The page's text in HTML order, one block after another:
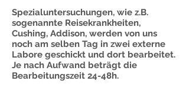
Spezialuntersuchungen, wie z.B.
sogenannte Reisekrankheiten,
Cushing, Addison, werden von uns
noch am selben Tag in zwei externe
Labore geschickt und dort bearbeitet.
Je nach Aufwand beträgt die
Bearbeitungszeit 24-48h.